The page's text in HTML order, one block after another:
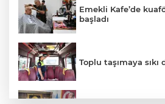
Emekli Kafe’de
başladı
Toplu taşımaya sıkı